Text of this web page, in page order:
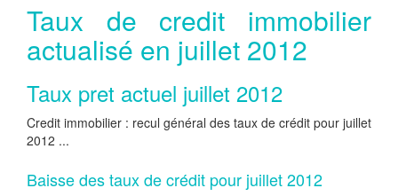
Taux de credit immobilier
actualisé en juillet 2012
Taux pret actuel juillet 2012
Credit immobilier : recul général des taux de crédit pour juillet
2012 ...
Baisse des taux de crédit pour juillet 2012